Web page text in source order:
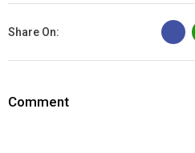
Share On:
B
Comment